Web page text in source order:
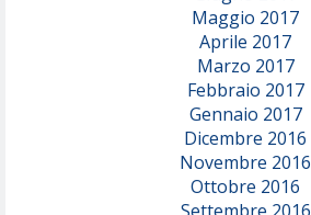
Maggio 2017
Aprile 2017
Marzo 2017
Febbraio 2017
Gennaio 2017
Dicembre 2016
Novembre 2016
Ottobre 2016